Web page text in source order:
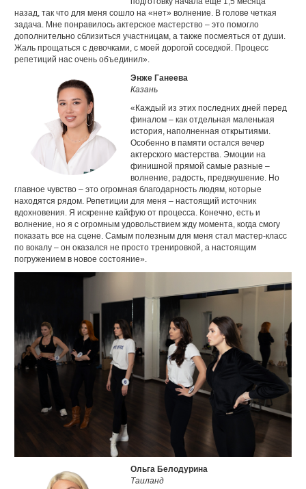
назад, так что для меня сошло на «нет» волнение. В голове четкая
задача. Мне понравилось актерское мастерство – это помогло
дополнительно сблизиться участницам, а также посмеяться от души.
Жаль прощаться с девочками, с моей дорогой соседкой. Процесс
репетиций нас очень объединил».
Энже Ганеева
Казань
«Каждый из этих последних дней перед
финалом – как отдельная маленькая
история, наполненная открытиями.
Особенно в памяти остался вечер
актерского мастерства. Эмоции на
финишной прямой самые разные –
волнение, радость, предвкушение. Но
главное чувство – это огромная благодарность людям, которые
находятся рядом. Репетиции для меня – настоящий источник
вдохновения. Я искренне кайфую от процесса. Конечно, есть и
волнение, но я с огромным удовольствием жду момента, когда смогу
показать все на сцене. Самым полезным для меня стал мастер-класс
по вокалу – он оказался не просто тренировкой, а настоящим
погружением в новое состояние».
Ольга Белодурина
Таиланд